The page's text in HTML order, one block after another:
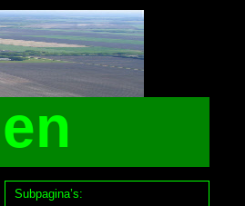
Subpagina’s: